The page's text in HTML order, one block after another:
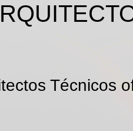
Técnicos